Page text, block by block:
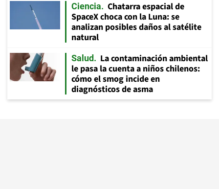
Ciencia
Chatarra espacial de
SpaceX choca con la Luna: se
analizan posibles daños al satélite
natural
Salud
La contaminación ambiental
le pasa la cuenta a niños chilenos:
cómo el smog incide en
diagnósticos de asma